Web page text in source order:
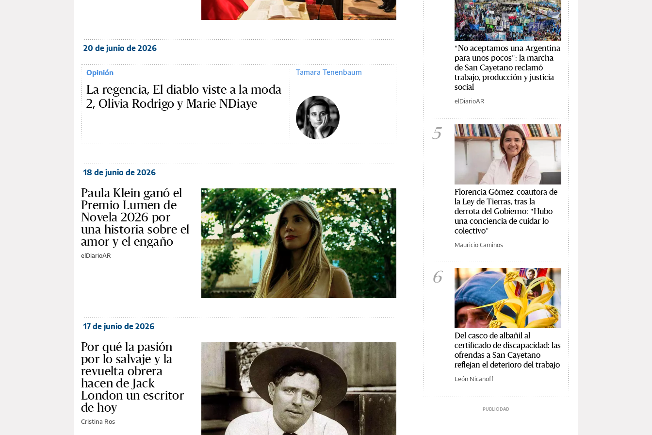
20 de junio de 2026
Opinión
La regencia, El diablo viste a la moda
2, Olivia Rodrigo y Marie NDiaye
Tamara Tenenbaum
18 de junio de 2026
Paula Klein ganó el
Premio Lumen de
Novela 2026 por
una historia sobre el
amor y el engaño
elDiarioAR
17 de junio de 2026
Por qué la pasión
por lo salvaje y la
revuelta obrera
hacen de Jack
London un escritor
de hoy
Cristina Ros
"No aceptamos una Argentina
para unos pocos": la marcha
de San Cayetano reclamó
trabajo, producción y justicia
social
elDiarioAR
5
Florencia Gómez, coautora de
la Ley de Tierras, tras la
derrota del Gobierno: "Hubo
una conciencia de cuidar lo
colectivo"
Mauricio Caminos
6
Del casco de albañil al
certificado de discapacidad: las
ofrendas a San Cayetano
reflejan el deterioro del trabajo
León Nicanoff